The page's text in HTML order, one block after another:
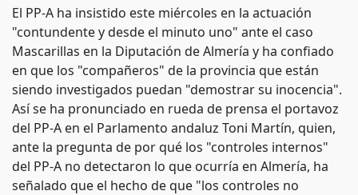
El PP-A ha insistido este miércoles en la actuación
"contundente y desde el minuto uno" ante el caso
Mascarillas en la Diputación de Almería y ha confiado
en que los "compañeros" de la provincia que están
siendo investigados puedan "demostrar su inocencia".
Así se ha pronunciado en rueda de prensa el portavoz
del PP-A en el Parlamento andaluz Toni Martín, quien,
ante la pregunta de por qué los "controles internos"
del PP-A no detectaron lo que ocurría en Almería, ha
señalado que el hecho de que "los controles no